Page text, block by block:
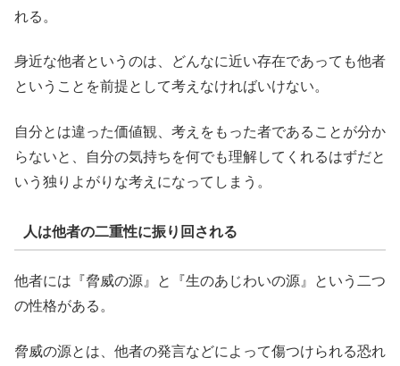
れる。
身近な他者というのは、どんなに近い存在であっても他者
ということを前提として考えなければいけない。
自分とは違った価値観、考えをもった者であることが分か
らないと、自分の気持ちを何でも理解してくれるはずだと
いう独りよがりな考えになってしまう。
人は他者の二重性に振り回される
他者には『脅威の源』と『生のあじわいの源』という二つ
の性格がある。
脅威の源とは、他者の発言などによって傷つけられる恐れ